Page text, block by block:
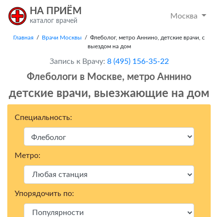
НА ПРИЁМ
каталог врачей
Москва
Главная / Врачи Москвы / Флеболог, метро Аннино, детские врачи, с
выездом на дом
Запись к Врачу: 8 (495) 156-35-22
Флебологи в Москвe, метро Аннино
детские врачи, выезжающие на дом
Специальность:
Метро:
Упорядочить по: